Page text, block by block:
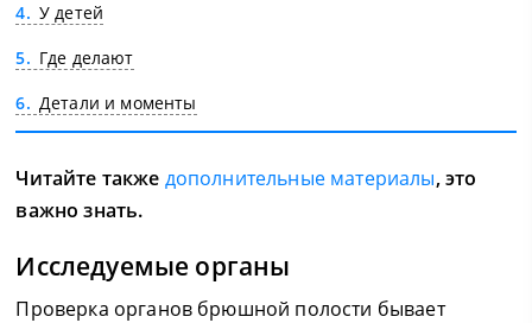
4
У детей
5
Где делают
6
Детали и моменты
Читайте также дополнительные материалы, это
важно знать.
Исследуемые органы
Проверка органов брюшной полости бывает